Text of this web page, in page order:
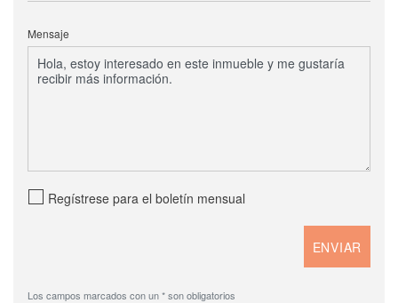
Mensaje
Regístrese para el boletín mensual
Los campos marcados con un * son obligatorios